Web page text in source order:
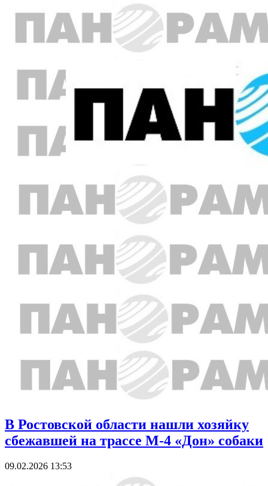
В Ростовской области нашли хозяйку
сбежавшей на трассе М-4 «Дон» собаки
09.02.2026 13:53